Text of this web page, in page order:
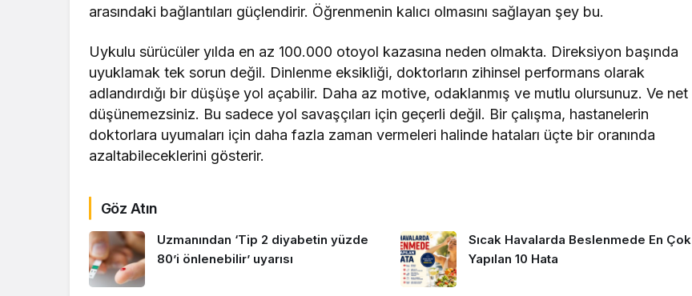
arasındaki bağlantıları güçlendirir. Öğrenmenin kalıcı olmasını sağlayan şey bu.
Uykulu sürücüler yılda en az 100.000 otoyol kazasına neden olmakta. Direksiyon başında
uyuklamak tek sorun değil. Dinlenme eksikliği, doktorların zihinsel performans olarak
adlandırdığı bir düşüşe yol açabilir. Daha az motive, odaklanmış ve mutlu olursunuz. Ve net
düşünemezsiniz. Bu sadece yol savaşçıları için geçerli değil. Bir çalışma, hastanelerin
doktorlara uyumaları için daha fazla zaman vermeleri halinde hataları üçte bir oranında
azaltabileceklerini gösterir.
Göz Atın
Uzmanından ‘Tip 2 diyabetin yüzde
80’i önlenebilir’ uyarısı
Sıcak Havalarda Beslenmede En Çok
Yapılan 10 Hata